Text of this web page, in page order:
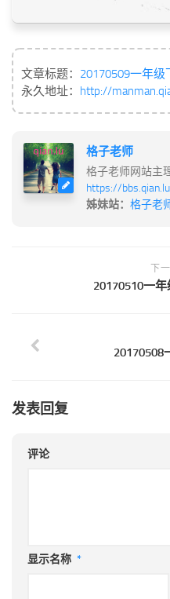
文章标题： 20170509一年级
永久地址： http://
格子老师
格子老师网站主
https://bbs.qian.lu
姊妹站： 格子老
下
20170510一
20170508
发表回复
评论
显示名称 *